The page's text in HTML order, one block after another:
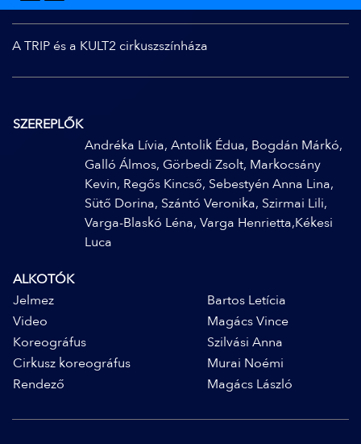
A TRIP és a KULT2 cirkuszszínháza
SZEREPLŐK
Andréka Lívia, Antolik Édua, Bogdán Márkó,
Galló Álmos, Görbedi Zsolt, Markocsány
Kevin, Regős Kincső, Sebestyén Anna Lina,
Sütő Dorina, Szántó Veronika, Szirmai Lili,
Varga-Blaskó Léna, Varga Henrietta,Kékesi
Luca
ALKOTÓK
Jelmez
Bartos Letícia
Video
Magács Vince
Koreográfus
Szilvási Anna
Cirkusz koreográfus
Murai Noémi
Rendező
Magács László